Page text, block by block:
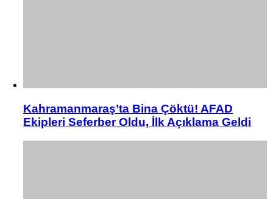
Kahramanmaraş’ta Bina Çöktü! AFAD
Ekipleri Seferber Oldu, İlk Açıklama Geldi